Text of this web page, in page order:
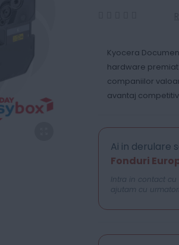
Kyocera
hardware
companiilor
avantaj
Ai in derulare
Fonduri
Intra in contact
ajutam cu